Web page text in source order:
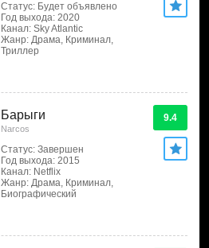
Статус: Будет объявлено
Год выхода: 2020
Канал: Sky Atlantic
Жанр: Драма, Криминал,
Триллер
Барыги
Narcos
Статус: Завершен
Год выхода: 2015
Канал: Netflix
Жанр: Драма, Криминал,
Биографический
9.4